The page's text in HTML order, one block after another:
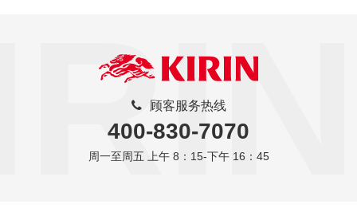
顾客服务热线
400-830-7070
周一至周五 上午 8：15-下午 16：45